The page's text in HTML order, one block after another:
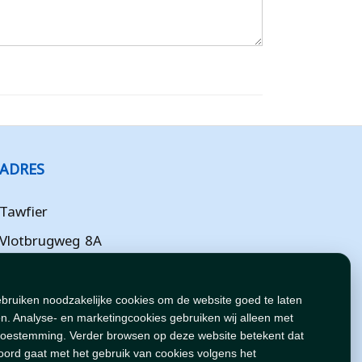
noodzakelijke cookies om de website goed te laten
Analyse- en marketingcookies gebruiken wij alleen met
Verder browsen op deze website betekent dat
gaat met het gebruik van cookies volgens het
ADRES
Tawfier
Vlotbrugweg 8A
Flevoland
NL